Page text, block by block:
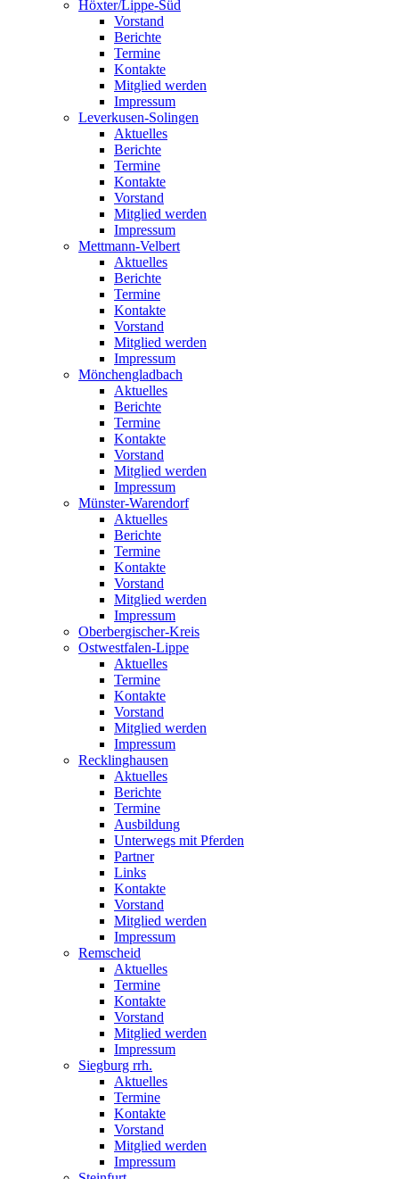
Höxter/Lippe-Süd
Vorstand
Berichte
Termine
Kontakte
Mitglied werden
Impressum
Leverkusen-Solingen
Aktuelles
Berichte
Termine
Kontakte
Vorstand
Mitglied werden
Impressum
Mettmann-Velbert
Aktuelles
Berichte
Termine
Kontakte
Vorstand
Mitglied werden
Impressum
Mönchengladbach
Aktuelles
Berichte
Termine
Kontakte
Vorstand
Mitglied werden
Impressum
Münster-Warendorf
Aktuelles
Berichte
Termine
Kontakte
Vorstand
Mitglied werden
Impressum
Oberbergischer-Kreis
Ostwestfalen-Lippe
Aktuelles
Termine
Kontakte
Vorstand
Mitglied werden
Impressum
Recklinghausen
Aktuelles
Berichte
Termine
Ausbildung
Unterwegs mit Pferden
Partner
Links
Kontakte
Vorstand
Mitglied werden
Impressum
Remscheid
Aktuelles
Termine
Kontakte
Vorstand
Mitglied werden
Impressum
Siegburg rrh.
Aktuelles
Termine
Kontakte
Vorstand
Mitglied werden
Impressum